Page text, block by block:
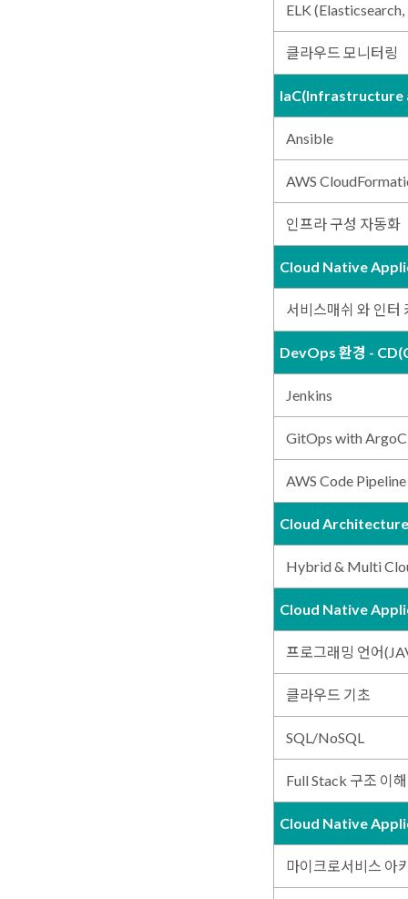
ELK
클라우드 모니터링
IaC(Infrastructure
Ansible
AWS
인프라 구성 자동화
Cloud Native
서비스매쉬 와 인터
DevOps 환경 -
Jenkins
GitOps with
AWS Code
Cloud Architecture
Hybrid & Multi
Cloud Native
프로그래밍 언어
클라우드 기초
SQL/NoSQL
Full Stack 구조 이
Cloud Native
마이크로서비스 아